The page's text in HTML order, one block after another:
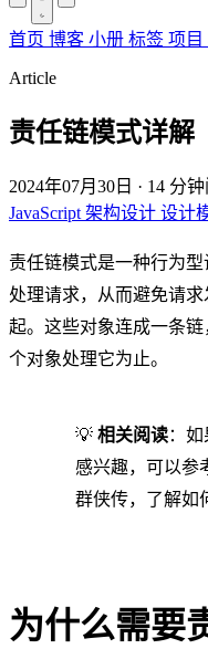
首页 博客 小册 标签 项目
Article
责任链模式详解
2024年07月30日 · 14 分
JavaScript 架构设计 设计
责任链模式是一种行为
处理请求，从而避免请
起。这些对象连成一条
个对象处理它为止。
💡 相关阅读：
感兴趣，可以参
群侠传，了解如
为什么需要